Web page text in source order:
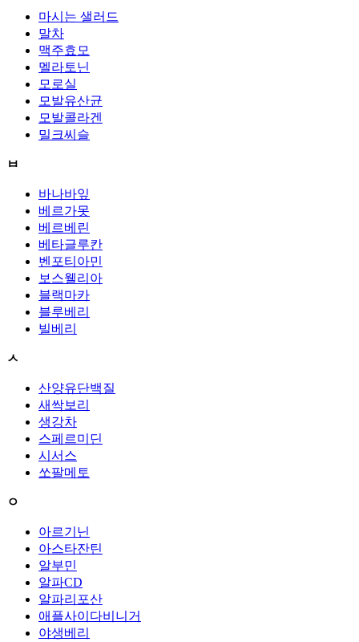
마시는 샐러드
말차
맥주효모
멜라토닌
모로실
모발유산균
모발콜라겐
밀크씨슬
ㅂ
바나바잎
베르가못
베르베린
베타글루칸
벤포티아민
보스웰리아
블랙마카
블루베리
빌베리
ㅅ
산양유단백질
새싹보리
생강차
스페르미딘
시서스
쏘팔메토
ㅇ
아르기닌
아스타잔틴
알부민
알파CD
알파리포산
애플사이다비니거
야생베리